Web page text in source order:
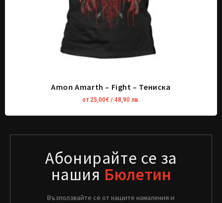
Amon Amarth – Fight – Тениска
от 25,00€ / 48,90 лв.
Абонирайте се за
нашия Бюлетин
Възползвайте се от нашите намаления и